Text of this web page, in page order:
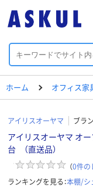
ホーム オフィス家
アイリスオーヤマ ブラ
アイリスオーヤマ オ
台 （直送品）
（0件の
ランキングを見る：本棚/シ